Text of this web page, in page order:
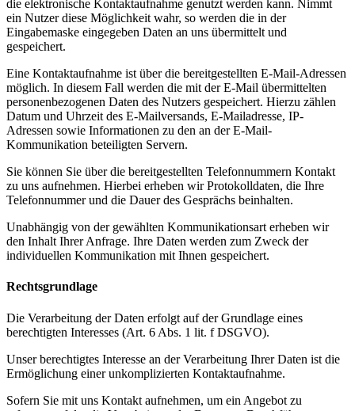
die elektronische Kontaktaufnahme genutzt werden kann. Nimmt
ein Nutzer diese Möglichkeit wahr, so werden die in der
Eingabemaske eingegeben Daten an uns übermittelt und
gespeichert.
Eine Kontaktaufnahme ist über die bereitgestellten E-Mail-Adressen
möglich. In diesem Fall werden die mit der E-Mail übermittelten
personenbezogenen Daten des Nutzers gespeichert. Hierzu zählen
Datum und Uhrzeit des E-Mailversands, E-Mailadresse, IP-
Adressen sowie Informationen zu den an der E-Mail-
Kommunikation beteiligten Servern.
Sie können Sie über die bereitgestellten Telefonnummern Kontakt
zu uns aufnehmen. Hierbei erheben wir Protokolldaten, die Ihre
Telefonnummer und die Dauer des Gesprächs beinhalten.
Unabhängig von der gewählten Kommunikationsart erheben wir
den Inhalt Ihrer Anfrage. Ihre Daten werden zum Zweck der
individuellen Kommunikation mit Ihnen gespeichert.
Rechtsgrundlage
Die Verarbeitung der Daten erfolgt auf der Grundlage eines
berechtigten Interesses (Art. 6 Abs. 1 lit. f DSGVO).
Unser berechtigtes Interesse an der Verarbeitung Ihrer Daten ist die
Ermöglichung einer unkomplizierten Kontaktaufnahme.
Sofern Sie mit uns Kontakt aufnehmen, um ein Angebot zu